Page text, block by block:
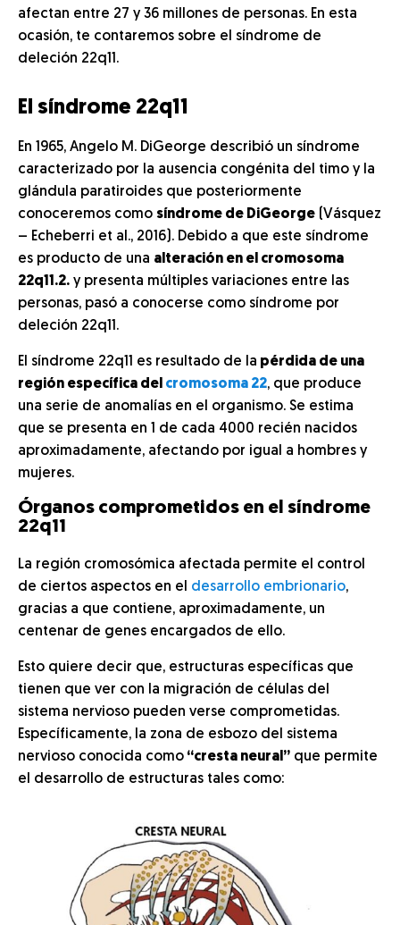
afectan entre 27 y 36 millones de personas. En esta
ocasión, te contaremos sobre el síndrome de
deleción 22q11.
El síndrome 22q11
En 1965, Angelo M. DiGeorge describió un síndrome
caracterizado por la ausencia congénita del timo y la
glándula paratiroides que posteriormente
conoceremos como síndrome de DiGeorge (Vásquez
– Echeberri et al., 2016). Debido a que este síndrome
es producto de una alteración en el cromosoma
22q11.2. y presenta múltiples variaciones entre las
personas, pasó a conocerse como síndrome por
deleción 22q11.
El síndrome 22q11 es resultado de la pérdida de una
región específica del cromosoma 22, que produce
una serie de anomalías en el organismo. Se estima
que se presenta en 1 de cada 4000 recién nacidos
aproximadamente, afectando por igual a hombres y
mujeres.
Órganos comprometidos en el síndrome
22q11
La región cromosómica afectada permite el control
de ciertos aspectos en el desarrollo embrionario,
gracias a que contiene, aproximadamente, un
centenar de genes encargados de ello.
Esto quiere decir que, estructuras específicas que
tienen que ver con la migración de células del
sistema nervioso pueden verse comprometidas.
Específicamente, la zona de esbozo del sistema
nervioso conocida como “cresta neural” que permite
el desarrollo de estructuras tales como: